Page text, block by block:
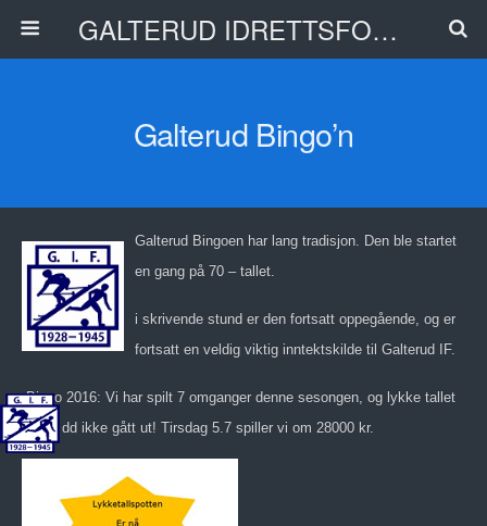
GALTERUD IDRETTSFORENING
Galterud Bingo’n
Galterud Bingoen har lang tradisjon. Den ble startet
en gang på 70 – tallet.
i skrivende stund er den fortsatt oppegående, og er
fortsatt en veldig viktig inntektskilde til Galterud IF.
Bingo 2016: Vi har spilt 7 omganger denne sesongen, og lykke tallet
har pr dd ikke gått ut! Tirsdag 5.7 spiller vi om 28000 kr.